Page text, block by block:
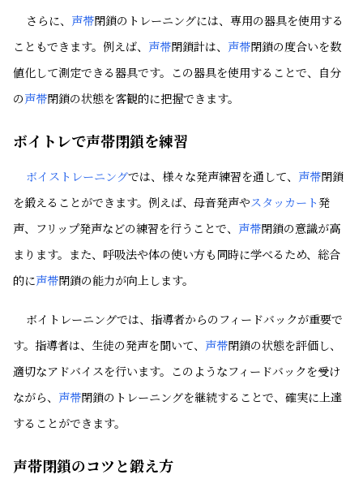
さらに、 声帯閉鎖のトレーニングには、専用の器具を使用する
こともできます。例えば、 声帯閉鎖計は、 声帯閉鎖の度合いを数
値化して測定できる器具です。この器具を使用することで、自分
の声帯閉鎖の状態を客観的に把握できます。
ボイトレで声帯閉鎖を練習
ボイストレーニングでは、様々な発声練習を通して、 声帯閉鎖
を鍛えることができます。例えば、母音発声やスタッカート発
声、フリップ発声などの練習を行うことで、 声帯閉鎖の意識が高
まります。また、呼吸法や体の使い方も同時に学べるため、総合
的に声帯閉鎖の能力が向上します。
ボイトレーニングでは、指導者からのフィードバックが重要で
す。指導者は、生徒の発声を聞いて、 声帯閉鎖の状態を評価し、
適切なアドバイスを行います。このようなフィードバックを受け
ながら、 声帯閉鎖のトレーニングを継続することで、確実に上達
することができます。
声帯閉鎖のコツと鍛え方